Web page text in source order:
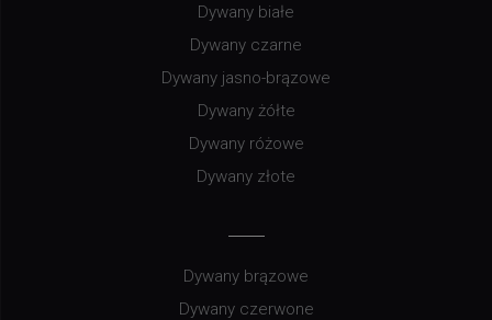
Dywany białe
Dywany czarne
Dywany jasno-brązowe
Dywany żółte
Dywany różowe
Dywany złote
Dywany brązowe
Dywany czerwone